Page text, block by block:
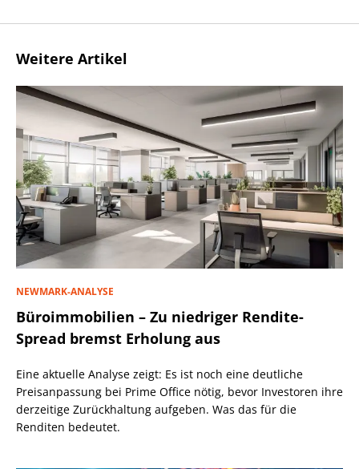
Weitere Artikel
NEWMARK-ANALYSE
Büroimmobilien – Zu niedriger Rendite-
Spread bremst Erholung aus
Eine aktuelle Analyse zeigt: Es ist noch eine deutliche
Preisanpassung bei Prime Office nötig, bevor Investoren ihre
derzeitige Zurückhaltung aufgeben. Was das für die
Renditen bedeutet.